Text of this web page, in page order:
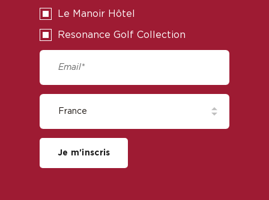
Le Manoir Hôtel
Resonance Golf Collection
Je m'inscris